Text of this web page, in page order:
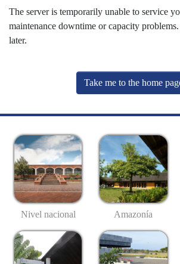
The server is temporarily unable to service
maintenance downtime or capacity
later.
Take me to the home
Nivel nacional Amazonía